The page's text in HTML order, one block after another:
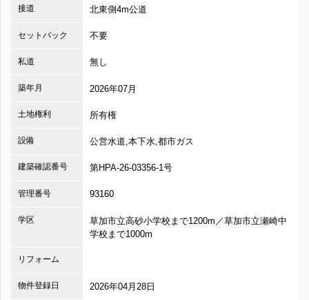
接道 北東側4m公道
セットバック 不要
私道 無し
築年月 2026年07月
土地権利 所有権
設備 公営水道,本下水,都市ガス
建築確認番号 第HPA-26-03356-1号
管理番号 93160
学区
草加市立高砂小学校まで1200m／草加市立瀬崎中
学校まで1000m
リフォーム
物件登録日 2026年04月28日